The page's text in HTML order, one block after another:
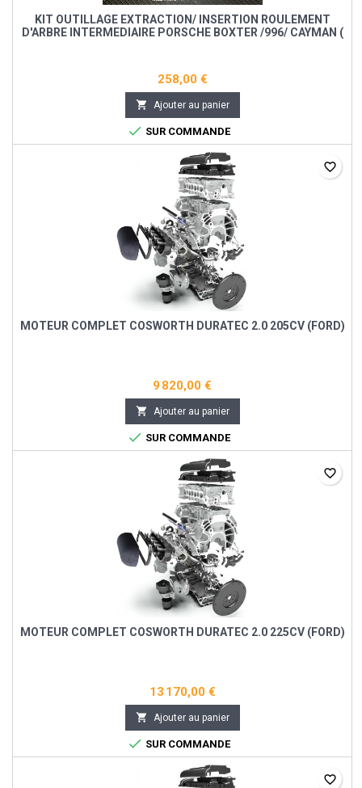
KIT OUTILLAGE EXTRACTION/ INSERTION ROULEMENT
D'ARBRE INTERMEDIAIRE PORSCHE BOXTER /996/ CAYMAN (
258,00 €
 Ajouter au panier
 SUR COMMANDE
MOTEUR COMPLET COSWORTH DURATEC 2.0 205CV (FORD)
9 820,00 €
 Ajouter au panier
 SUR COMMANDE
favorite_border
MOTEUR COMPLET COSWORTH DURATEC 2.0 225CV (FORD)
13 170,00 €
 Ajouter au panier
 SUR COMMANDE
favorite_border
favorite_border